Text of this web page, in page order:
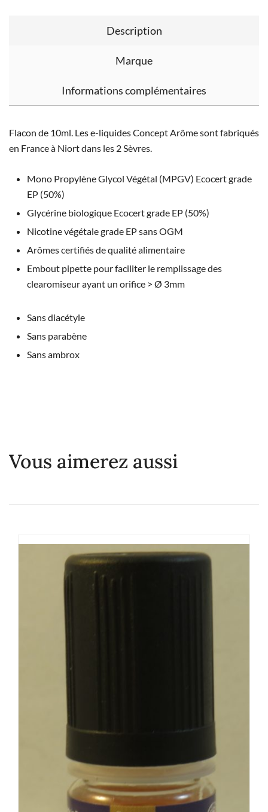
Description
Marque
Informations complémentaires
Flacon de 10ml. Les e-liquides Concept Arôme sont fabriqués
en France à Niort dans les 2 Sèvres.
Mono Propylène Glycol Végétal (MPGV) Ecocert grade
EP (50%)
Glycérine biologique Ecocert grade EP (50%)
Nicotine végétale grade EP sans OGM
Arômes certifiés de qualité alimentaire
Embout pipette pour faciliter le remplissage des
clearomiseur ayant un orifice > Ø 3mm
Sans diacétyle
Sans parabène
Sans ambrox
Vous aimerez aussi